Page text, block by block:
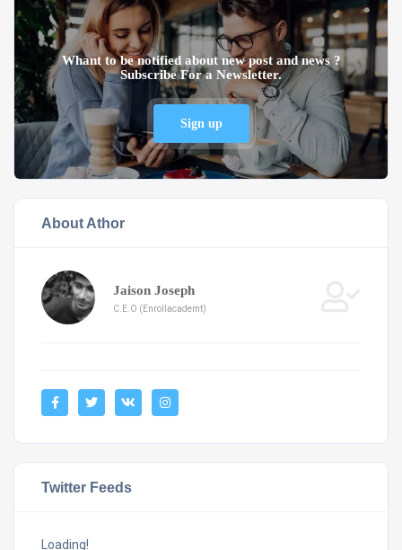
Whant to be notified about new post and news ?
Subscribe For a Newsletter.
Sign up
About Athor
Jaison Joseph
C.E.O (Enrollacademt)
Twitter Feeds
Loading!